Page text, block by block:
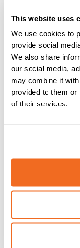
This website uses
We use cookies to
provide social
We also share
our social media,
may combine it
provided to them or
of their services.